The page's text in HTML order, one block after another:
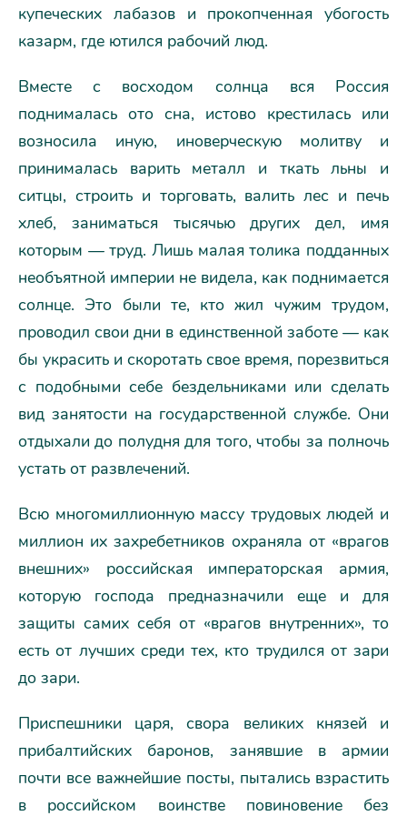
купеческих лабазов и прокопченная убогость
казарм, где ютился рабочий люд.
Вместе с восходом солнца вся Россия
поднималась ото сна, истово крестилась или
возносила иную, иноверческую молитву и
принималась варить металл и ткать льны и
ситцы, строить и торговать, валить лес и печь
хлеб, заниматься тысячью других дел, имя
которым — труд. Лишь малая толика подданных
необъятной империи не видела, как поднимается
солнце. Это были те, кто жил чужим трудом,
проводил свои дни в единственной заботе — как
бы украсить и скоротать свое время, порезвиться
с подобными себе бездельниками или сделать
вид занятости на государственной службе. Они
отдыхали до полудня для того, чтобы за полночь
устать от развлечений.
Всю многомиллионную массу трудовых людей и
миллион их захребетников охраняла от «врагов
внешних» российская императорская армия,
которую господа предназначили еще и для
защиты самих себя от «врагов внутренних», то
есть от лучших среди тех, кто трудился от зари
до зари.
Приспешники царя, свора великих князей и
прибалтийских баронов, занявшие в армии
почти все важнейшие посты, пытались взрастить
в российском воинстве повиновение без